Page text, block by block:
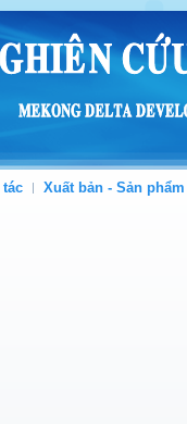
tác Xuất bản - Sản phẩm